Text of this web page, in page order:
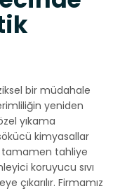
bir müdahale
yeniden
yıkama
kimyasallar
tamamen tahliye
koruyucu sıvı
çıkarılır. Firmamız